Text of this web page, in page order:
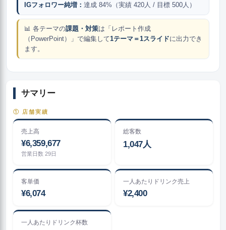
IGフォロワー純増： 達成 84%（実績 420人 / 目標 500人）
📊 各テーマの課題・対策は「レポート作成
（PowerPoint）」で編集して1テーマ＝1スライドに出力でき
ます。
サマリー
① 店舗実績
売上高
¥6,359,677
営業日数 29日
総客数
1,047人
客単価
¥6,074
一人あたりドリンク売上
¥2,400
一人あたりドリンク杯数